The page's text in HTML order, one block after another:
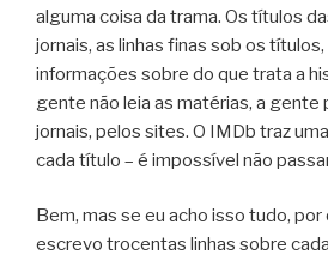
alguma coisa da trama. Os títulos
jornais, as linhas finas sob os
informações sobre do que trata a
gente não leia as matérias, a gente
jornais, pelos sites. O IMDb traz
cada título – é impossível não
Bem, mas se eu acho isso tudo,
escrevo trocentas linhas sobre